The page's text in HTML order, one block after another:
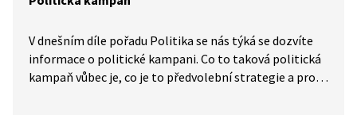
V dnešním díle pořadu Politika se nás týká se dozvíte
informace o politické kampani. Co to taková politická
kampaň vůbec je, co je to předvolební strategie a proč